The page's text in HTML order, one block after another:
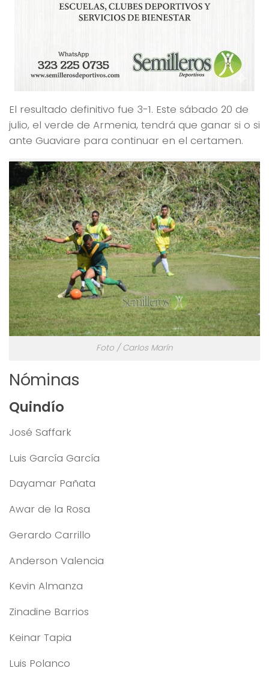
El resultado definitivo fue 3-1. Este sábado 20 de
julio, el verde de Armenia, tendrá que ganar si o si
ante Guaviare para continuar en el certamen.
Foto / Carlos Marín
Nóminas
Quindío
José Saffark
Luis García García
Dayamar Pañata
Awar de la Rosa
Gerardo Carrillo
Anderson Valencia
Kevin Almanza
Zinadine Barrios
Keinar Tapia
Luis Polanco